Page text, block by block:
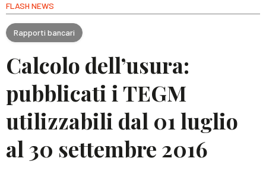
FLASH NEWS
Rapporti bancari
Calcolo dell’usura:
pubblicati i TEGM
utilizzabili dal 01 luglio
al 30 settembre 2016